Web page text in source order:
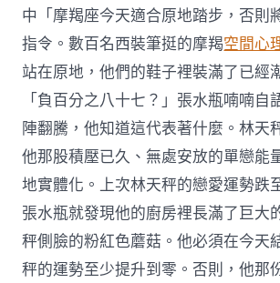
中「摩羯座今天適合原地踏步，否則
指令。數百名西裝筆挺的摩羯空間心
站在原地，他們的鞋子裡裝滿了已經
「負百分之八十七？」張水瓶喃喃自
陣翻騰，他知道這代表著什麼。林天
他那股積壓已久、無處安放的單戀能
地實體化。上次林天秤的戀愛運勢跌
張水瓶就發現他的廚房裡長滿了巨大
秤側臉的粉紅色蘑菇。他必須在今天
秤的運勢至少提升到零。否則，他那